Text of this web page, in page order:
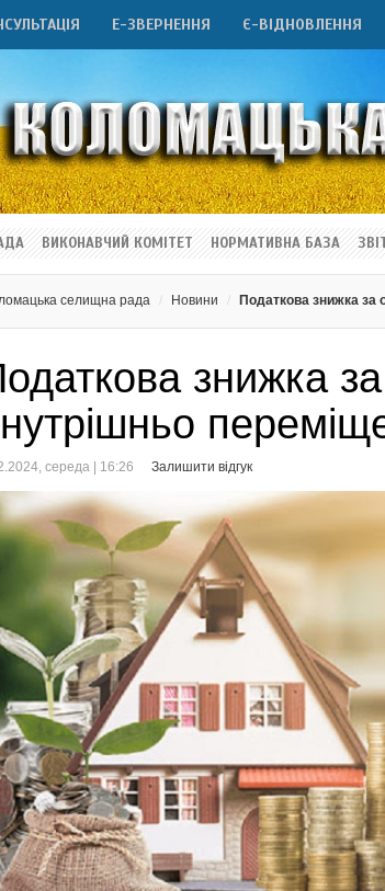
Е-ЗВЕРНЕННЯ Є-ВІДНОВЛЕННЯ
ВИКОНАВЧИЙ КОМІТЕТ НОРМАТИВНА БАЗА
селищна рада Новини Податкова знижка за
знижка
середа | 16:26 Залишити відгук